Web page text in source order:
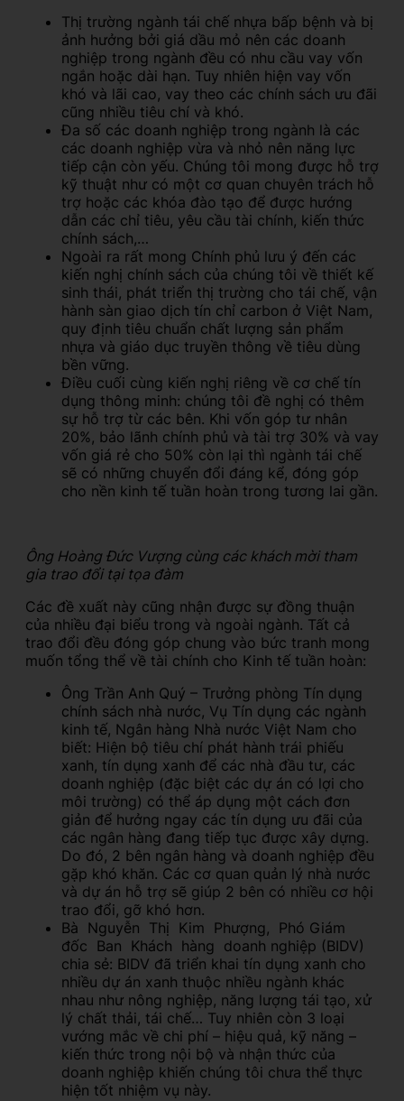
Thị trường ngành tái chế nhựa bấp bệnh và bị
ảnh hưởng bởi giá dầu mỏ nên các doanh
nghiệp trong ngành đều có nhu cầu vay vốn
ngắn hoặc dài hạn. Tuy nhiên hiện vay vốn
khó và lãi cao, vay theo các chính sách ưu đãi
cũng nhiều tiêu chí và khó.
Đa số các doanh nghiệp trong ngành là các
các doanh nghiệp vừa và nhỏ nên năng lực
tiếp cận còn yếu. Chúng tôi mong được hỗ trợ
kỹ thuật như có một cơ quan chuyên trách hỗ
trợ hoặc các khóa đào tạo để được hướng
dẫn các chỉ tiêu, yêu cầu tài chính, kiến thức
chính sách,…
Ngoài ra rất mong Chính phủ lưu ý đến các
kiến nghị chính sách của chúng tôi về thiết kế
sinh thái, phát triển thị trường cho tái chế, vận
hành sàn giao dịch tín chỉ carbon ở Việt Nam,
quy định tiêu chuẩn chất lượng sản phẩm
nhựa và giáo dục truyền thông về tiêu dùng
bền vững.
Điều cuối cùng kiến nghị riêng về cơ chế tín
dụng thông minh: chúng tôi đề nghị có thêm
sự hỗ trợ từ các bên. Khi vốn góp tư nhân
20%, bảo lãnh chính phủ và tài trợ 30% và vay
vốn giá rẻ cho 50% còn lại thì ngành tái chế
sẽ có những chuyển đổi đáng kể, đóng góp
cho nền kinh tế tuần hoàn trong tương lai gần.
Ông Hoàng Đức Vượng cùng các khách mời tham
gia trao đổi tại tọa đàm
Các đề xuất này cũng nhận được sự đồng thuận
của nhiều đại biểu trong và ngoài ngành. Tất cả
trao đổi đều đóng góp chung vào bức tranh mong
muốn tổng thể về tài chính cho Kinh tế tuần hoàn:
Ông Trần Anh Quý – Trưởng phòng Tín dụng
chính sách nhà nước, Vụ Tín dụng các ngành
kinh tế, Ngân hàng Nhà nước Việt Nam cho
biết: Hiện bộ tiêu chí phát hành trái phiếu
xanh, tín dụng xanh để các nhà đầu tư, các
doanh nghiệp (đặc biệt các dự án có lợi cho
môi trường) có thể áp dụng một cách đơn
giản để hưởng ngay các tín dụng ưu đãi của
các ngân hàng đang tiếp tục được xây dựng.
Do đó, 2 bên ngân hàng và doanh nghiệp đều
gặp khó khăn. Các cơ quan quản lý nhà nước
và dự án hỗ trợ sẽ giúp 2 bên có nhiều cơ hội
trao đổi, gỡ khó hơn.
Bà Nguyễn Thị Kim Phượng, Phó Giám
đốc Ban Khách hàng doanh nghiệp (BIDV)
chia sẻ: BIDV đã triển khai tín dụng xanh cho
nhiều dự án xanh thuộc nhiều ngành khác
nhau như nông nghiệp, năng lượng tái tạo, xử
lý chất thải, tái chế… Tuy nhiên còn 3 loại
vướng mắc về chi phí – hiệu quả, kỹ năng –
kiến thức trong nội bộ và nhận thức của
doanh nghiệp khiến chúng tôi chưa thể thực
hiện tốt nhiệm vụ này.